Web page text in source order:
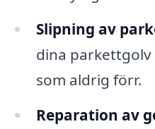
Slipning av
dina parkettgolv
som aldrig förr.
Reparation av